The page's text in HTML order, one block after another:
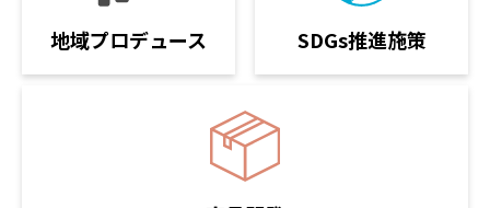
地域プロデュース SDGs推進施策